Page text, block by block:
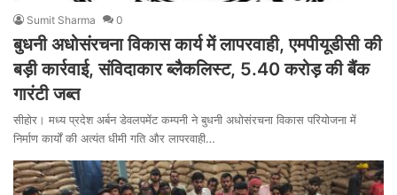
Sumit Sharma 0
बुधनी अधोसंरचना विकास कार्य में लापरवाही, एमपीयूडीसी की
बड़ी कार्रवाई, संविदाकार ब्लैकलिस्ट, 5.40 करोड़ की बैंक
गारंटी जब्त
सीहोर। मध्य प्रदेश अर्बन डेवलपमेंट कम्पनी ने बुधनी अधोसंरचना विकास परियोजना में
निर्माण कार्यों की अत्यंत धीमी गति और लापरवाही…